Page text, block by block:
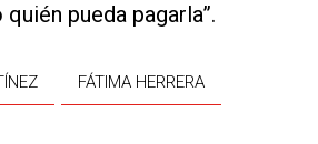
pueda pagarla”.
FÁTIMA HERRERA